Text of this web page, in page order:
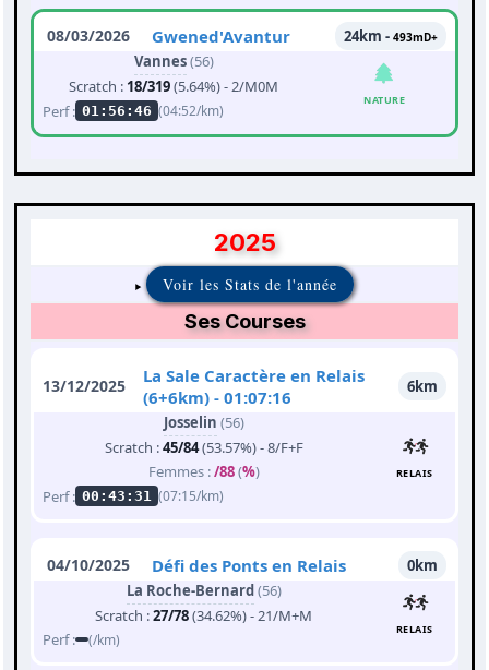
08/03/2026 Gwened'Avantur 24km - 493mD+
Vannes(56)
Scratch : 18/319(5.64%) - 2/M0M
Perf : 01:56:46 (04:52/km)
NATURE
2025
Voir les Stats de l'année
Ses Courses
13/12/2025
La Sale Caractère en Relais
(6+6km) - 01:07:16
6km
Josselin (56)
Scratch :45/84(53.57%) - 8/F+F
Femmes :/88(%)
Perf : 00:43:31 (07:15/km)
RELAIS
04/10/2025 Défi des Ponts en Relais
0km
La Roche-Bernard(56)
Scratch :27/78(34.62%) - 21/M+M
Perf :
(/km)
RELAIS